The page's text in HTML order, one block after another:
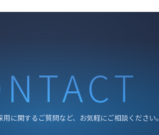
に関するご質問など、お気軽にご相談ください。